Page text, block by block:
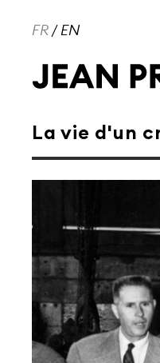
FR/EN
La vie d'un